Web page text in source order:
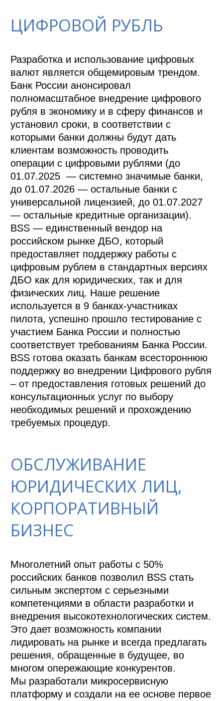
ЦИФРОВОЙ РУБЛЬ
Разработка и использование цифровых
валют является общемировым трендом.
Банк России анонсировал
полномасштабное внедрение цифрового
рубля в экономику и в сферу финансов и
установил сроки, в соответствии с
которыми банки должны будут дать
клиентам возможность проводить
операции с цифровыми рублями (до
01.07.2025  — системно значимые банки,
до 01.07.2026 — остальные банки с
универсальной лицензией, до 01.07.2027
— остальные кредитные организации).
BSS — единственный вендор на
российском рынке ДБО, который
предоставляет поддержку работы с
цифровым рублем в стандартных версиях
ДБО как для юридических, так и для
физических лиц. Наше решение
используется в 9 банках-участниках
пилота, успешно прошло тестирование с
участием Банка России и полностью
соответствует требованиям Банка России.
BSS готова оказать банкам всестороннюю
поддержку во внедрении Цифрового рубля
– от предоставления готовых решений до
консультационных услуг по выбору
необходимых решений и прохождению
требуемых процедур.
ОБСЛУЖИВАНИЕ
ЮРИДИЧЕСКИХ ЛИЦ,
КОРПОРАТИВНЫЙ
БИЗНЕС
Многолетний опыт работы с 50%
российских банков позволил BSS стать
сильным экспертом с серьезными
компетенциями в области разработки и
внедрения высокотехнологических систем.
Это дает возможность компании
лидировать на рынке и всегда предлагать
решения, обращенные в будущее, во
многом опережающие конкурентов.
Мы разработали микросервисную
платформу и создали на ее основе первое